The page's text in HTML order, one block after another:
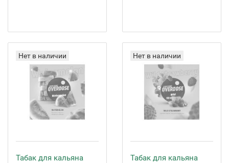
Нет в наличии
Табак для кальяна
Нет в наличии
Табак для кальяна